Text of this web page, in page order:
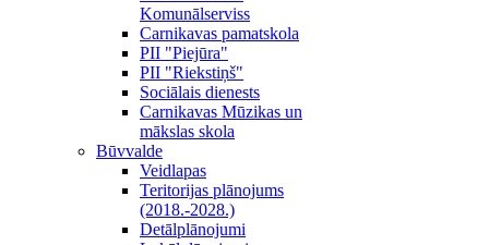
Komunālserviss
Carnikavas pamatskola
PII "Piejūra"
PII "Riekstiņš"
Sociālais dienests
Carnikavas Mūzikas un
mākslas skola
Būvvalde
Veidlapas
Teritorijas plānojums
(2018.-2028.)
Detālplānojumi